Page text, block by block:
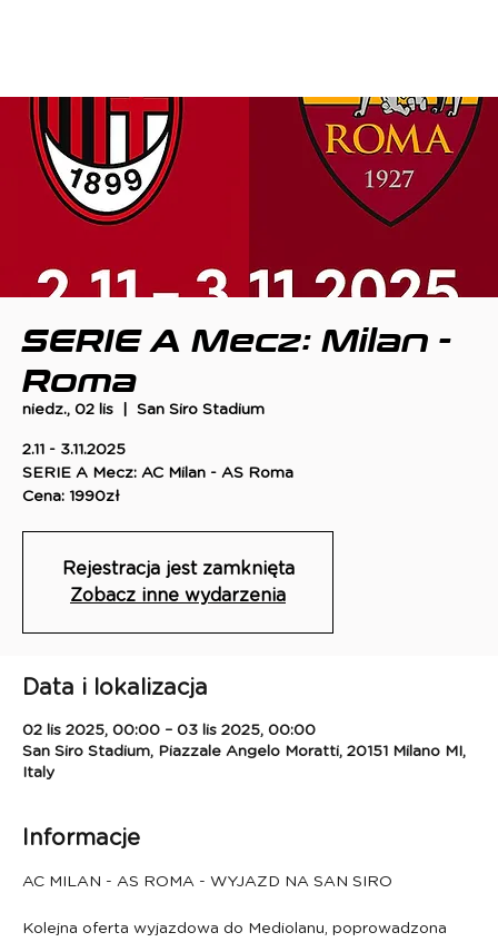
SERIE A Mecz: Milan -
Roma
niedz., 02 lis San Siro Stadium
2.11 - 3.11.2025
SERIE A Mecz: AC Milan - AS Roma
Cena: 1990zł
Rejestracja jest zamknięta
Zobacz inne wydarzenia
Data i lokalizacja
02 lis 2025, 00:00 – 03 lis 2025, 00:00
San Siro Stadium, Piazzale Angelo Moratti, 20151 Milano MI,
Italy
Informacje
AC MILAN - AS ROMA - WYJAZD NA SAN SIRO
Kolejna oferta wyjazdowa do Mediolanu, poprowadzona